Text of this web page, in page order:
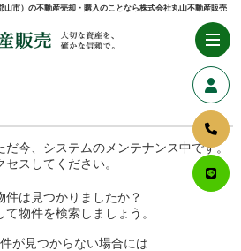
市）の不動産売却・購入のことなら株式会社丸山不動産販売
今、システムのメンテナンス中です。
スしてください。
件は見つかりましたか？
て物件を検索しましょう。
が見つからない場合には